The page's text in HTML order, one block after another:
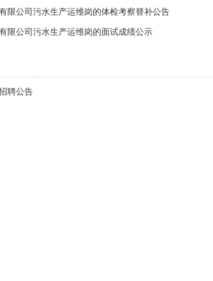
限公司污水生产运维岗的体检考察替补公告
限公司污水生产运维岗的面试成绩公示
聘公告